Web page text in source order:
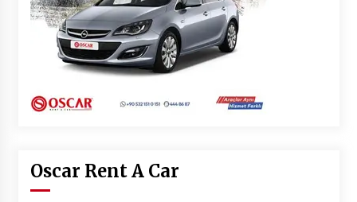
Oscar Rent A Car